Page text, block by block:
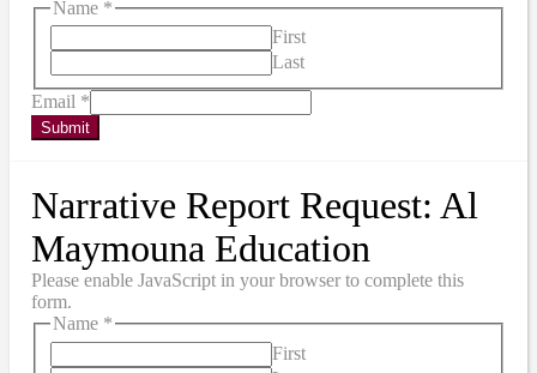
Name *
First
Last
Email *
Submit
Narrative Report Request: Al
Maymouna Education
Please enable JavaScript in your browser to complete this
form.
Name *
First